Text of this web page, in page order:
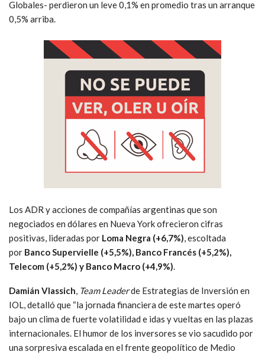
Globales- perdieron un leve 0,1% en promedio tras un arranque
0,5% arriba.
Los ADR y acciones de compañías argentinas que son
negociados en dólares en Nueva York ofrecieron cifras
positivas, lideradas por Loma Negra (+6,7%), escoltada
por Banco Supervielle (+5,5%), Banco Francés (+5,2%),
Telecom (+5,2%) y Banco Macro (+4,9%).
Damián Vlassich, Team Leaderde Estrategias de Inversión en
IOL, detalló que “la jornada financiera de este martes operó
bajo un clima de fuerte volatilidad e idas y vueltas en las plazas
internacionales. El humor de los inversores se vio sacudido por
una sorpresiva escalada en el frente geopolítico de Medio